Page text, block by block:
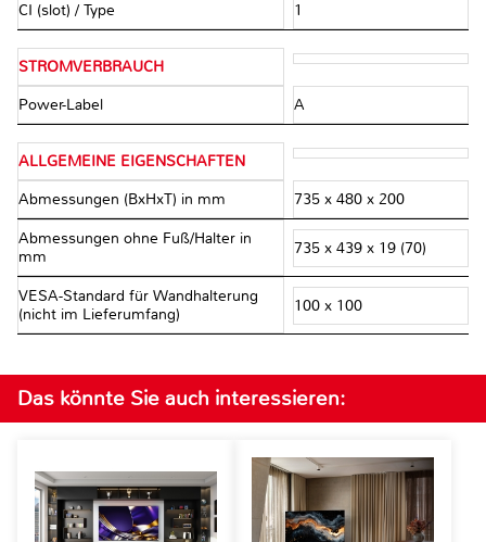
CI (slot) / Type 1
STROMVERBRAUCH
Power-Label A
ALLGEMEINE EIGENSCHAFTEN
Abmessungen (BxHxT) in mm 735 x 480 x 200
Abmessungen ohne Fuß/Halter in
mm
735 x 439 x 19 (70)
VESA-Standard für Wandhalterung
(nicht im Lieferumfang)
100 x 100
Das könnte Sie auch interessieren: